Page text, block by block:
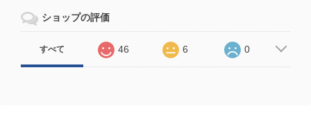
ショップの評価
すべて 46 6 0